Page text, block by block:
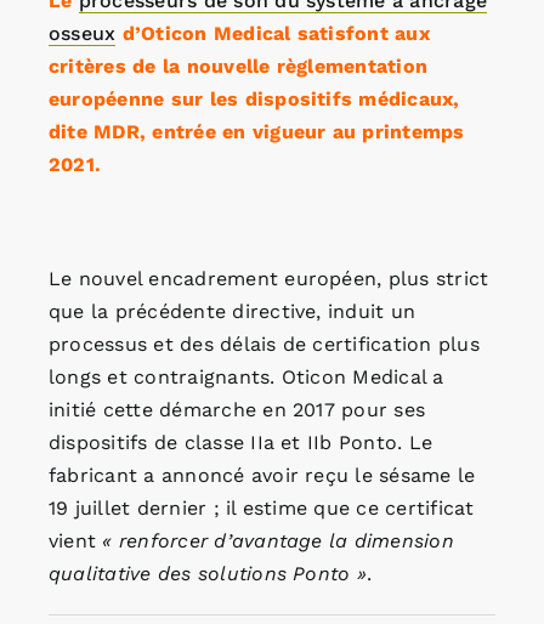
osseux d’Oticon Medical satisfont aux
critères de la nouvelle règlementation
européenne sur les dispositifs médicaux,
dite MDR, entrée en vigueur au printemps
2021.
Le nouvel encadrement européen, plus strict
que la précédente directive, induit un
processus et des délais de certification plus
longs et contraignants. Oticon Medical a
initié cette démarche en 2017 pour ses
dispositifs de classe IIa et IIb Ponto. Le
fabricant a annoncé avoir reçu le sésame le
19 juillet dernier ; il estime que ce certificat
vient « renforcer d’avantage la dimension
qualitative des solutions Ponto ».